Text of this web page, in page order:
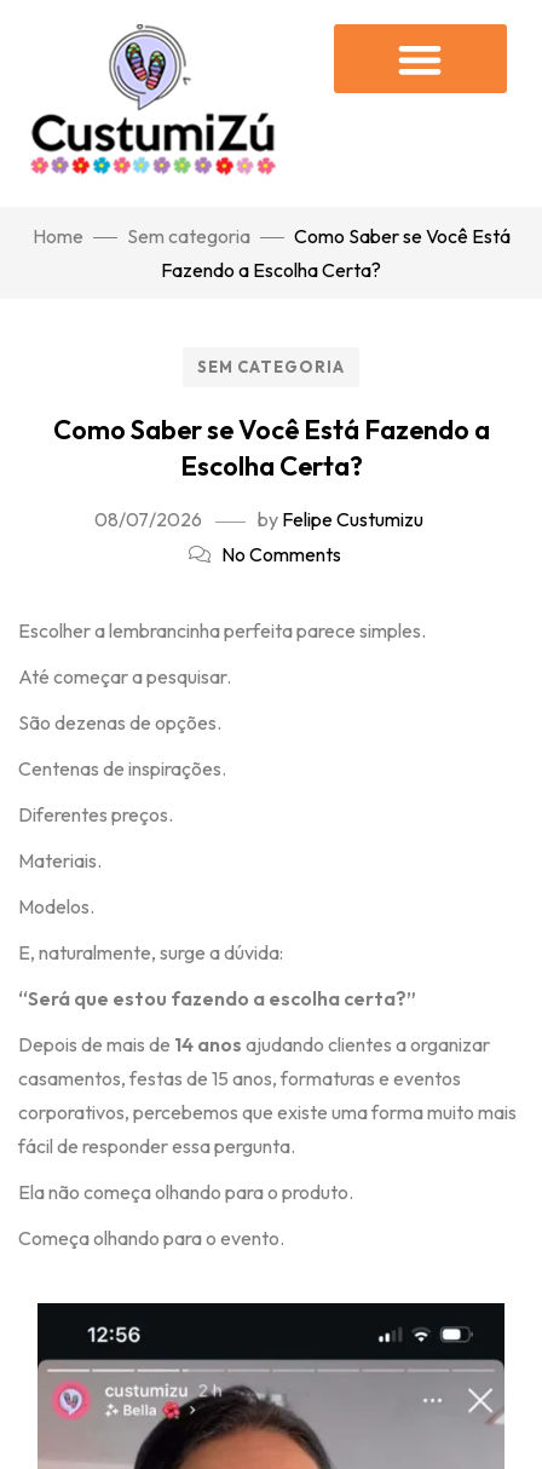
Home Sem categoria
Como Saber se Você Está
Fazendo a Escolha Certa?
SEM CATEGORIA
Como Saber se Você Está Fazendo a
Escolha Certa?
08/07/2026 by Felipe Custumizu
No Comments
Escolher a lembrancinha perfeita parece simples.
Até começar a pesquisar.
São dezenas de opções.
Centenas de inspirações.
Diferentes preços.
Materiais.
Modelos.
E, naturalmente, surge a dúvida:
“Será que estou fazendo a escolha certa?”
Depois de mais de 14 anos ajudando clientes a organizar
casamentos, festas de 15 anos, formaturas e eventos
corporativos, percebemos que existe uma forma muito mais
fácil de responder essa pergunta.
Ela não começa olhando para o produto.
Começa olhando para o evento.